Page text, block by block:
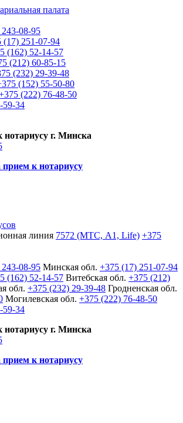
08-95
(17) 251-07-94
(162) 52-14-57
(212) 60-85-15
(232) 29-39-48
(152) 55-50-80
(222) 76-48-50
59-34
нотариусу г. Минска
к нотариусу
линия 7572 (МТС, A1, Life) +375
08-95 Минская обл. +375 (17) 251-07-94
(162) 52-14-57 Витебская обл. +375 (212)
обл. +375 (232) 29-39-48 Гродненская обл.
Могилевская обл. +375 (222) 76-48-50
59-34
нотариусу г. Минска
к нотариусу